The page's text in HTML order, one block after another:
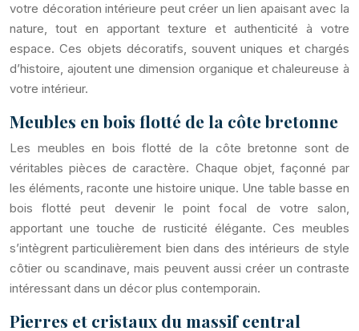
votre décoration intérieure peut créer un lien apaisant avec la
nature, tout en apportant texture et authenticité à votre
espace. Ces objets décoratifs, souvent uniques et chargés
d’histoire, ajoutent une dimension organique et chaleureuse à
votre intérieur.
Meubles en bois flotté de la côte bretonne
Les meubles en bois flotté de la côte bretonne sont de
véritables pièces de caractère. Chaque objet, façonné par
les éléments, raconte une histoire unique. Une table basse en
bois flotté peut devenir le point focal de votre salon,
apportant une touche de rusticité élégante. Ces meubles
s’intègrent particulièrement bien dans des intérieurs de style
côtier ou scandinave, mais peuvent aussi créer un contraste
intéressant dans un décor plus contemporain.
Pierres et cristaux du massif central